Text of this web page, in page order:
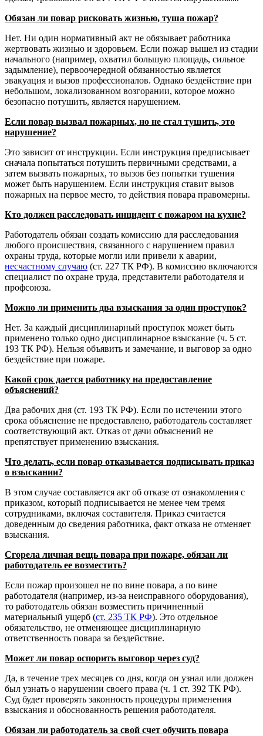
Обязан ли повар рисковать жизнью, туша пожар?
Нет. Ни один нормативный акт не обязывает работника
жертвовать жизнью и здоровьем. Если пожар вышел из стадии
начального (например, охватил большую площадь, сильное
задымление), первоочередной обязанностью является
эвакуация и вызов профессионалов. Однако бездействие при
небольшом, локализованном возгорании, которое можно
безопасно потушить, является нарушением.
Если повар вызвал пожарных, но не стал тушить, это
нарушение?
Это зависит от инструкции. Если инструкция предписывает
сначала попытаться потушить первичными средствами, а
затем вызвать пожарных, то вызов без попытки тушения
может быть нарушением. Если инструкция ставит вызов
пожарных на первое место, то действия повара правомерны.
Кто должен расследовать инцидент с пожаром на кухне?
Работодатель обязан создать комиссию для расследования
любого происшествия, связанного с нарушением правил
охраны труда, которые могли или привели к аварии,
несчастному случаю (ст. 227 ТК РФ). В комиссию включаются
специалист по охране труда, представители работодателя и
профсоюза.
Можно ли применить два взыскания за один проступок?
Нет. За каждый дисциплинарный проступок может быть
применено только одно дисциплинарное взыскание (ч. 5 ст.
193 ТК РФ). Нельзя объявить и замечание, и выговор за одно
бездействие при пожаре.
Какой срок дается работнику на предоставление
объяснений?
Два рабочих дня (ст. 193 ТК РФ). Если по истечении этого
срока объяснение не предоставлено, работодатель составляет
соответствующий акт. Отказ от дачи объяснений не
препятствует применению взыскания.
Что делать, если повар отказывается подписывать приказ
о взыскании?
В этом случае составляется акт об отказе от ознакомления с
приказом, который подписывается не менее чем тремя
сотрудниками, включая составителя. Приказ считается
доведенным до сведения работника, факт отказа не отменяет
взыскания.
Сгорела личная вещь повара при пожаре, обязан ли
работодатель ее возместить?
Если пожар произошел не по вине повара, а по вине
работодателя (например, из-за неисправного оборудования),
то работодатель обязан возместить причиненный
материальный ущерб (ст. 235 ТК РФ). Это отдельное
обязательство, не отменяющее дисциплинарную
ответственность повара за бездействие.
Может ли повар оспорить выговор через суд?
Да, в течение трех месяцев со дня, когда он узнал или должен
был узнать о нарушении своего права (ч. 1 ст. 392 ТК РФ).
Суд будет проверять законность процедуры применения
взыскания и обоснованность решения работодателя.
Обязан ли работодатель за свой счет обучить повара